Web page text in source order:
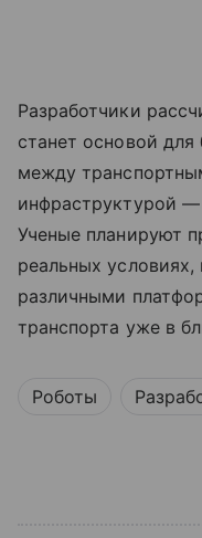
Разработчики
станет основой
между
инфраструктурой —
Ученые планируют
реальных условиях,
различными
транспорта уже в
Роботы